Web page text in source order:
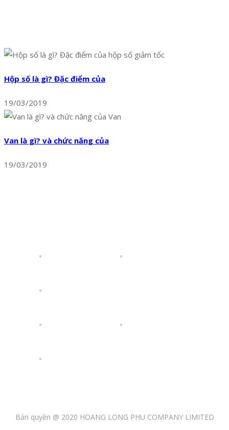
Hộp số là gì? Đặc điểm của
19/03/2019
Van là gì? và chức năng của
19/03/2019
Bản quyền @ 2020 HOANG LONG PHU COMPANY LIMITED